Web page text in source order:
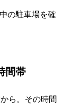
の駐車場を確
間帯
ら。その時間